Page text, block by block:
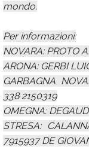
mondo.
Per informazioni:
NOVARA: PROTO
ARONA: GERBI
GARBAGNA
338 2150319
OMEGNA:
STRESA:
7915937 DE